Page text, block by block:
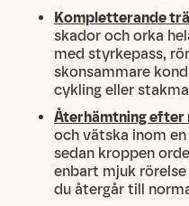
Kompletterande
skador och orka
med styrkepass,
skonsammare
cykling eller
Återhämtning efter
och vätska inom
sedan kroppen
enbart mjuk
du återgår till